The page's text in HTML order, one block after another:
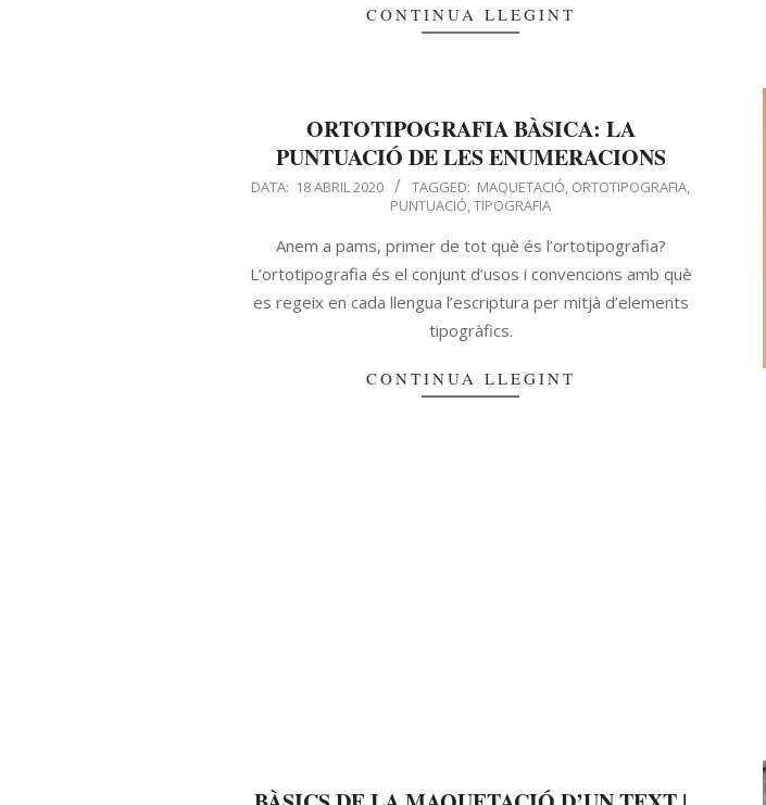
CONTINUA LLEGINT
ORTOTIPOGRAFIA BÀSICA: LA
PUNTUACIÓ DE LES ENUMERACIONS
DATA: 18 ABRIL 2020 TAGGED: MAQUETACIÓ, ORTOTIPOGRAFIA,
PUNTUACIÓ,TIPOGRAFIA
Anem a pams, primer de tot què és l’ortotipografia?
L’ortotipografia és el conjunt d’usos i convencions amb què
es regeix en cada llengua l’escriptura per mitjà d’elements
tipogràfics.
CONTINUA LLEGINT